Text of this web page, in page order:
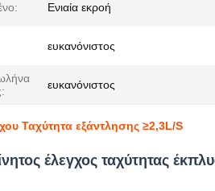
Ενιαία εκροή
ευκανόνιστος
ευκανόνιστος
Ταχύτητα εξάντλησης ≥2,3L/S
έλεγχος ταχύτητας